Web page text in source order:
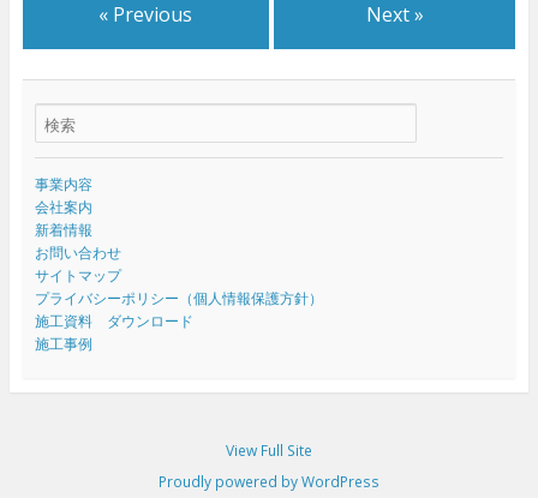
« Previous Next »
事業内容
会社案内
新着情報
お問い合わせ
サイトマップ
プライバシーポリシー（個人情報保護方針）
施工資料 ダウンロード
施工事例
View Full Site
Proudly powered by WordPress